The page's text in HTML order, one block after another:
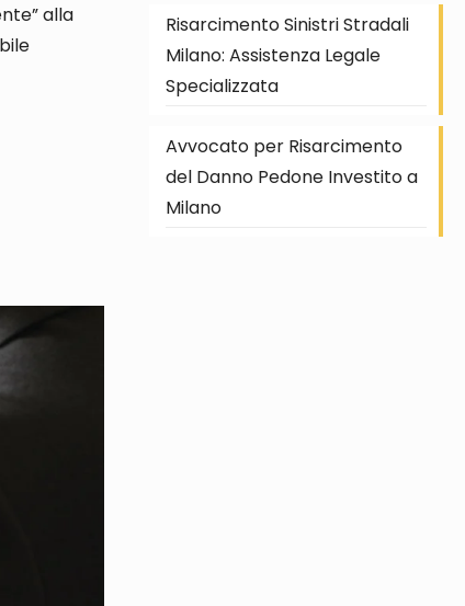
alla
Risarcimento Sinistri Stradali
Milano: Assistenza Legale
Specializzata
Avvocato per Risarcimento
del Danno Pedone Investito a
Milano